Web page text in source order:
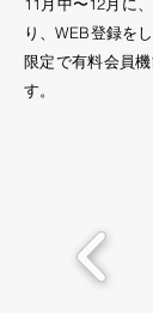
り、WEB登録を
限定で有料会員
す。